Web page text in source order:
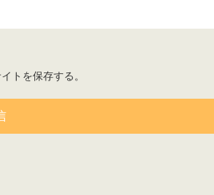
トを保存する。